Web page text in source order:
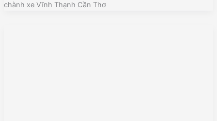
chành xe Vĩnh Thạnh Cần Thơ